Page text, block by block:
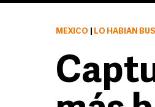
MÉXICO LO HABÍAN